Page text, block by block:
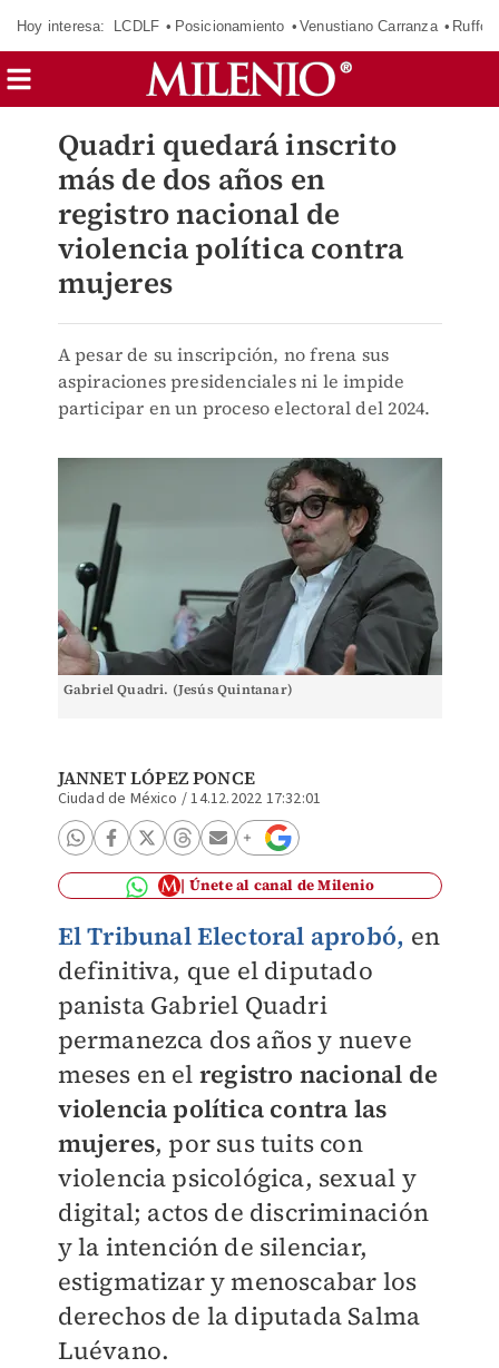
Hoy interesa: LCDLF Posicionamiento Venustiano Carranza Ruffo
Quadri quedará inscrito
más de dos años en
registro nacional de
violencia política contra
mujeres
A pesar de su inscripción, no frena sus
aspiraciones presidenciales ni le impide
participar en un proceso electoral del 2024.
Gabriel Quadri. (Jesús Quintanar)
JANNET LÓPEZ PONCE
Ciudad de México /14.12.2022 17:32:01
Únete al canal de Milenio
El Tribunal Electoral aprobó, en
definitiva, que el diputado
panista Gabriel Quadri
permanezca dos años y nueve
meses en el registro nacional de
violencia política contra las
mujeres, por sus tuits con
violencia psicológica, sexual y
digital; actos de discriminación
y la intención de silenciar,
estigmatizar y menoscabar los
derechos de la diputada Salma
Luévano.